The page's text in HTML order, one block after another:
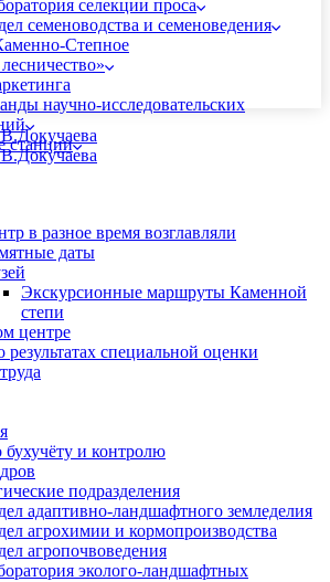
селекции проса
семеноводства и семеноведения
Степное
научно-исследовательских
станции
в разное время возглавляли
даты
Экскурсионные маршруты Каменной
степи
центре
специальной оценки
и контролю
подразделения
адаптивно-ландшафтного земледелия
агрохимии и кормопроизводства
агропочвоведения
эколого-ландшафтных